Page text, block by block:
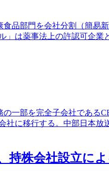
品部門を会社分割（簡易
は薬事法上の許認可企
一部を完全子会社である
に移行する。中部日本
持株会社設立に